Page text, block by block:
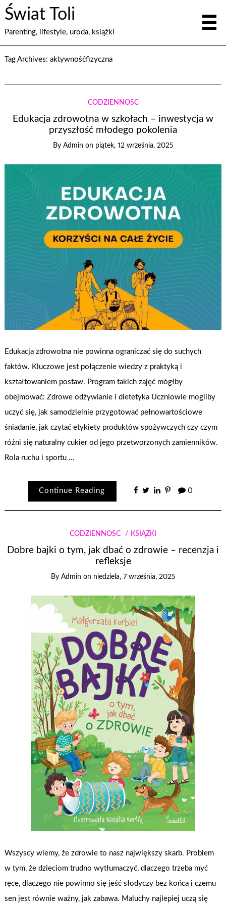
Świat Toli
Parenting, lifestyle, uroda, książki
Tag Archives:aktywnośćfizyczna
CODZIENNOŚĆ
Edukacja zdrowotna w szkołach – inwestycja w
przyszłość młodego pokolenia
By Admin on piątek, 12 września, 2025
Edukacja zdrowotna nie powinna ograniczać się do suchych
faktów. Kluczowe jest połączenie wiedzy z praktyką i
kształtowaniem postaw. Program takich zajęć mógłby
obejmować: Zdrowe odżywianie i dietetyka Uczniowie mogliby
uczyć się, jak samodzielnie przygotować pełnowartościowe
śniadanie, jak czytać etykiety produktów spożywczych czy czym
różni się naturalny cukier od jego przetworzonych zamienników.
Rola ruchu i sportu …
Continue Reading 0
CODZIENNOŚĆ KSIĄŻKI
Dobre bajki o tym, jak dbać o zdrowie – recenzja i
refleksje
By Admin on niedziela, 7 września, 2025
Wszyscy wiemy, że zdrowie to nasz największy skarb. Problem
w tym, że dzieciom trudno wytłumaczyć, dlaczego trzeba myć
ręce, dlaczego nie powinno się jeść słodyczy bez końca i czemu
sen jest równie ważny, jak zabawa. Maluchy najlepiej uczą się